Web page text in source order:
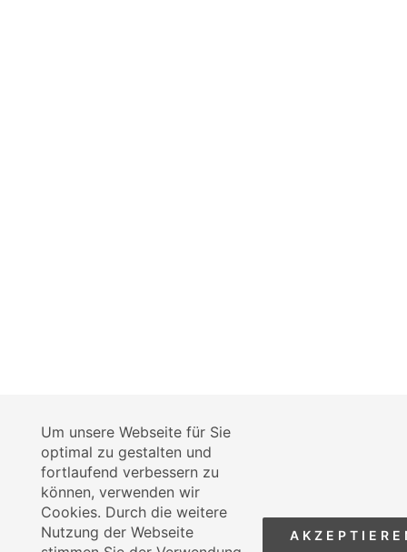
Um unsere Webseite für Sie
optimal zu gestalten und
fortlaufend verbessern zu
können, verwenden wir
Cookies. Durch die weitere
Nutzung der Webseite